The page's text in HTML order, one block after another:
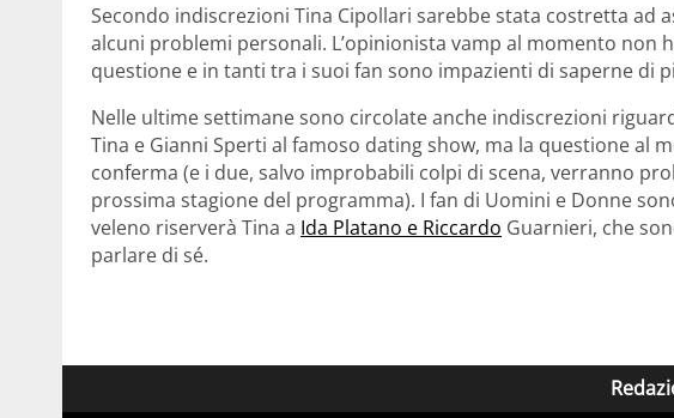
Secondo indiscrezioni Tina Cipollari sarebbe stata costretta ad
alcuni problemi personali. L’opinionista vamp al momento non
questione e in tanti tra i suoi fan sono impazienti di saperne di
Nelle ultime settimane sono circolate anche indiscrezioni
Tina e Gianni Sperti al famoso dating show, ma la questione al
conferma (e i due, salvo improbabili colpi di scena, verranno
prossima stagione del programma). I fan di Uomini e Donne
veleno riserverà Tina a Ida Platano e Riccardo Guarnieri, che
parlare di sé.